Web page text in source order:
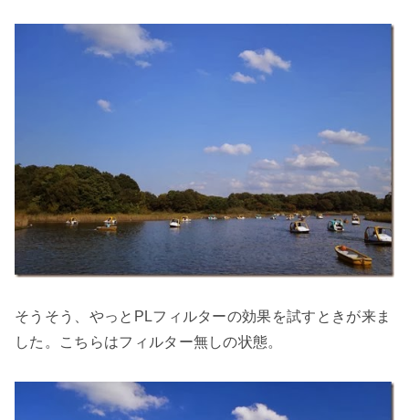
そうそう、やっとPLフィルターの効果を試すときが来ま
した。こちらはフィルター無しの状態。